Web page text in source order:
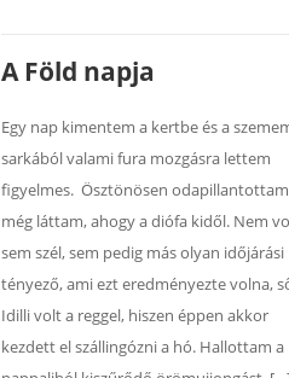
A Föld napja
Egy nap kimentem a kertbe és a
sarkából valami fura mozgásra lettem
figyelmes. Ösztönösen
még láttam, ahogy a diófa kidől. Nem
sem szél, sem pedig más olyan időjárási
tényező, ami ezt eredményezte volna,
Idilli volt a reggel, hiszen éppen akkor
kezdett el szállingózni a hó. Hallottam a